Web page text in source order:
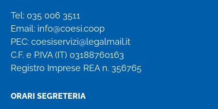
Tel: 035 006 3511
Email: info@coesi.coop
PEC:coesiservizi@legalmail.it
C.F. e P.IVA (IT) 03188760163
Registro Imprese REA n. 356765
ORARI SEGRETERIA